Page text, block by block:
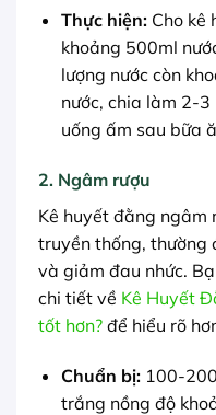
Thực hiện:Cho kê
khoảng 500ml
lượng nước còn
nước, chia làm 2-
uống ấm sau bữa
2. Ngâm rượu
Kê huyết đằng ngâm
truyền thống, thường
và giảm đau nhức.
chi tiết về Kê Huyết
tốt hơn? để hiểu rõ
Chuẩn bị:100-
trắng nồng độ